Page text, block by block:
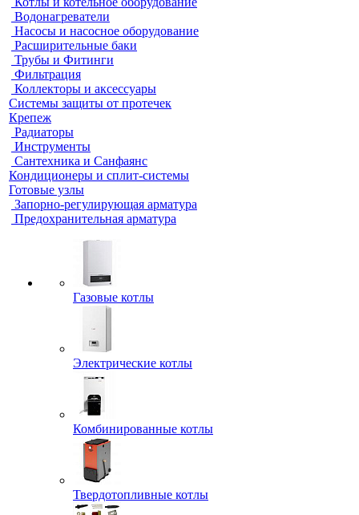
Водонагреватели
Насосы и насосное оборудование
Расширительные баки
Трубы и Фитинги
Фильтрация
Коллекторы и аксессуары
Системы защиты от протечек
Крепеж
Радиаторы
Инструменты
Сантехника и Санфаянс
Кондиционеры и сплит-системы
Готовые узлы
Запорно-регулирующая арматура
Предохранительная арматура
Газовые котлы
Электрические котлы
Комбинированные котлы
Твердотопливные котлы